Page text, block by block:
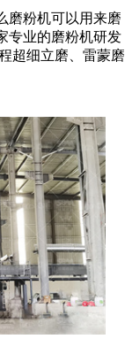
磨粉机可以用来磨
专业的磨粉机研发
超细立磨、雷蒙磨